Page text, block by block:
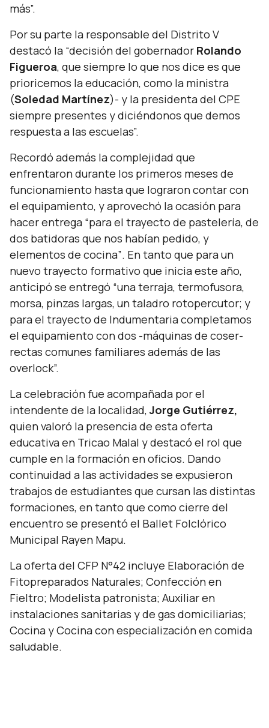
más”.
Por su parte la responsable del Distrito V
destacó la “decisión del gobernador Rolando
Figueroa, que siempre lo que nos dice es que
prioricemos la educación, como la ministra
(Soledad Martínez)- y la presidenta del CPE
siempre presentes y diciéndonos que demos
respuesta a las escuelas”.
Recordó además la complejidad que
enfrentaron durante los primeros meses de
funcionamiento hasta que lograron contar con
el equipamiento, y aprovechó la ocasión para
hacer entrega “para el trayecto de pastelería, de
dos batidoras que nos habían pedido, y
elementos de cocina”. En tanto que para un
nuevo trayecto formativo que inicia este año,
anticipó se entregó “una terraja, termofusora,
morsa, pinzas largas, un taladro rotopercutor; y
para el trayecto de Indumentaria completamos
el equipamiento con dos -máquinas de coser-
rectas comunes familiares además de las
overlock”.
La celebración fue acompañada por el
intendente de la localidad,Jorge Gutiérrez,
quien valoró la presencia de esta oferta
educativa en Tricao Malal y destacó el rol que
cumple en la formación en oficios. Dando
continuidad a las actividades se expusieron
trabajos de estudiantes que cursan las distintas
formaciones, en tanto que como cierre del
encuentro se presentó el Ballet Folclórico
Municipal Rayen Mapu.
La oferta del CFP N°42 incluye Elaboración de
Fitopreparados Naturales; Confección en
Fieltro; Modelista patronista; Auxiliar en
instalaciones sanitarias y de gas domiciliarias;
Cocina y Cocina con especialización en comida
saludable.